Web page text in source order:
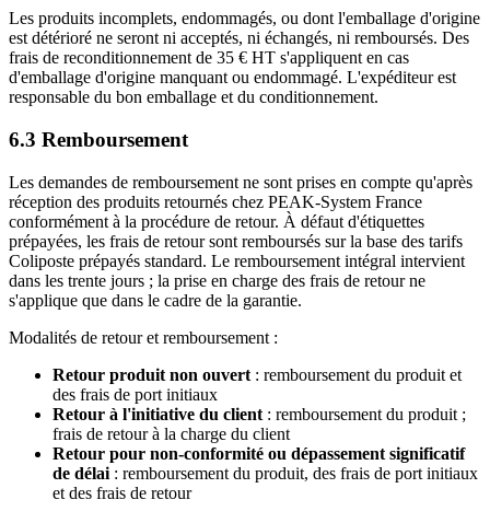
Les produits incomplets, endommagés, ou dont l'emballage d'origine
est détérioré ne seront ni acceptés, ni échangés, ni remboursés. Des
frais de reconditionnement de 35 € HT s'appliquent en cas
d'emballage d'origine manquant ou endommagé. L'expéditeur est
responsable du bon emballage et du conditionnement.
6.3 Remboursement
Les demandes de remboursement ne sont prises en compte qu'après
réception des produits retournés chez PEAK-System France
conformément à la procédure de retour. À défaut d'étiquettes
prépayées, les frais de retour sont remboursés sur la base des tarifs
Coliposte prépayés standard. Le remboursement intégral intervient
dans les trente jours ; la prise en charge des frais de retour ne
s'applique que dans le cadre de la garantie.
Modalités de retour et remboursement :
Retour produit non ouvert : remboursement du produit et
des frais de port initiaux
Retour à l'initiative du client : remboursement du produit ;
frais de retour à la charge du client
Retour pour non-conformité ou dépassement significatif
de délai : remboursement du produit, des frais de port initiaux
et des frais de retour